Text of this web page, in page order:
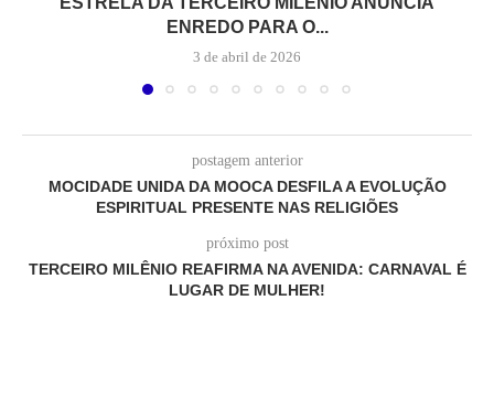
ENREDO PARA O...
3 de abril de 2026
postagem anterior
MOCIDADE UNIDA DA MOOCA DESFILA A EVOLUÇÃO
ESPIRITUAL PRESENTE NAS RELIGIÕES
próximo post
TERCEIRO MILÊNIO REAFIRMA NA AVENIDA: CARNAVAL É
LUGAR DE MULHER!